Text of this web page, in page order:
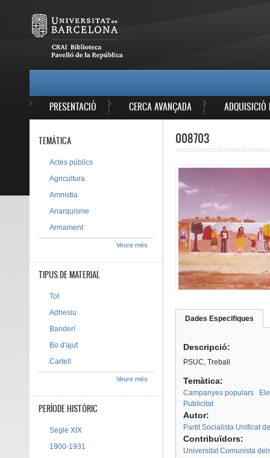
PRESENTACIÓ CERCA AVANÇADA ADQUISICIÓ
008703
Dades Especifiques
Descripció:
PSUC, Treball
Temàtica:
Campanyes populars
Publicitat
Autor:
Partit Socialista Unificat
Contribuïdors:
Universitat Comunista
TEMÀTICA
Actes públics
Agricultura
Amnistia
Anarquisme
Armament
Veure més
TIPUS DE MATERIAL
Tot
Adhesiu
Banderí
Bo d'ajut
Cartell
Veure més
PERÍODE HISTÒRIC
Segle XIX
1900-1931